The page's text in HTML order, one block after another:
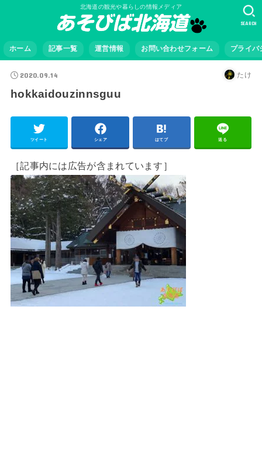
北海道の観光や暮らしの情報メディア
ホーム 記事一覧 運営情報 お問い合わせフォーム プライバ
SEARCH
2020.09.14 たけ
hokkaidouzinnsguu
ツイート シェア はてブ 送る
［記事内には広告が含まれています］